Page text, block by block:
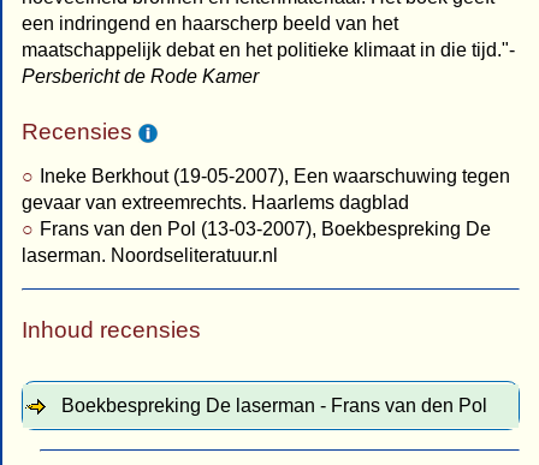
een indringend en haarscherp beeld van het
maatschappelijk debat en het politieke klimaat in die tijd."-
Persbericht de Rode Kamer
Recensies
Ineke Berkhout (19-05-2007), Een waarschuwing tegen
gevaar van extreemrechts. Haarlems dagblad
Frans van den Pol (13-03-2007), Boekbespreking De
laserman. Noordseliteratuur.nl
Inhoud recensies
Boekbespreking De laserman - Frans van den Pol